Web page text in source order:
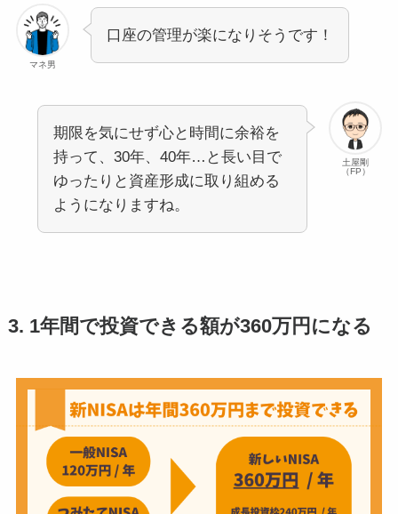
マネ男
口座の管理が楽になりそうです！
土屋剛
（FP）
期限を気にせず心と時間に余裕を
持って、30年、40年…と長い目で
ゆったりと資産形成に取り組める
ようになりますね。
3. 1年間で投資できる額が360万円になる